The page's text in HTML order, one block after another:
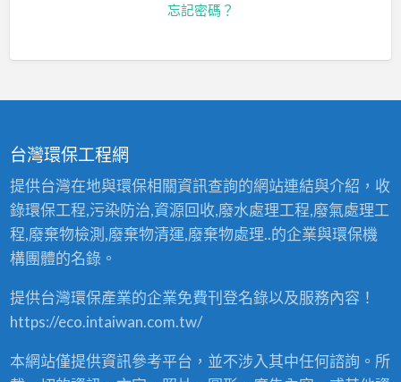
忘記密碼？
台灣環保工程網
提供台灣在地與環保相關資訊查詢的網站連結與介紹，收
錄環保工程,污染防治,資源回收,廢水處理工程,廢氣處理工
程,廢棄物檢測,廢棄物清運,廢棄物處理..的企業與環保機
構團體的名錄。
提供台灣環保產業的企業免費刊登名錄以及服務內容！
https://eco.intaiwan.com.tw/
本網站僅提供資訊參考平台，並不涉入其中任何諮詢。所